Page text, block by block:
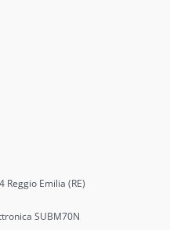
Reggio Emilia (RE)
SUBM70N